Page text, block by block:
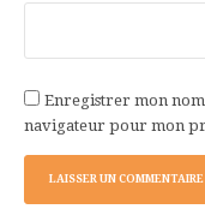
Enregistrer mon
navigateur pour mon